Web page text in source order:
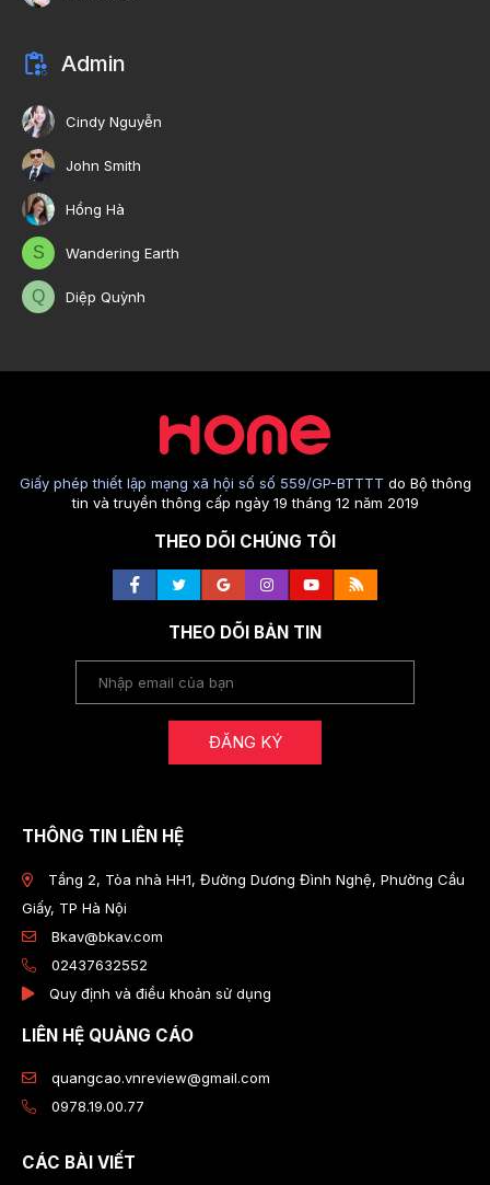
Admin
Cindy Nguyễn
John Smith
Hồng Hà
S Wandering Earth
Q Diệp Quỳnh
Giấy phép thiết lập mạng xã hội số số 559/GP-BTTTT do Bộ thông
tin và truyền thông cấp ngày 19 tháng 12 năm 2019
THEO DÕI CHÚNG TÔI
THEO DÕI BẢN TIN
ĐĂNG KÝ
THÔNG TIN LIÊN HỆ
Tầng 2, Tòa nhà HH1, Đường Dương Đình Nghệ, Phường Cầu
Giấy, TP Hà Nội
Bkav@bkav.com
02437632552
Quy định và điều khoản sử dụng
LIÊN HỆ QUẢNG CÁO
quangcao.vnreview@gmail.com
0978.19.00.77
CÁC BÀI VIẾT